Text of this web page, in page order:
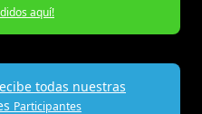
aquí!
todas nuestras
Participantes